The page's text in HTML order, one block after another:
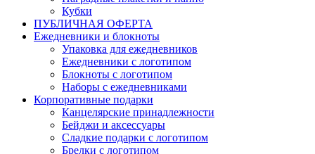
Кубки
ПУБЛИЧНАЯ ОФЕРТА
Ежедневники и блокноты
Упаковка для ежедневников
Ежедневники с логотипом
Блокноты с логотипом
Наборы с ежедневниками
Корпоративные подарки
Канцелярские принадлежности
Бейджи и аксессуары
Сладкие подарки с логотипом
Брелки с логотипом